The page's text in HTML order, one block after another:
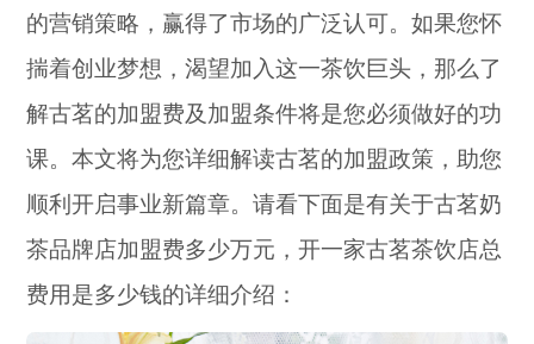
的营销策略，赢得了市场的广泛认可。如果您怀
揣着创业梦想，渴望加入这一茶饮巨头，那么了
解古茗的加盟费及加盟条件将是您必须做好的功
课。本文将为您详细解读古茗的加盟政策，助您
顺利开启事业新篇章。请看下面是有关于古茗奶
茶品牌店加盟费多少万元，开一家古茗茶饮店总
费用是多少钱的详细介绍：